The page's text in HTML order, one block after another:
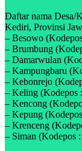
Daftar nama Desa/
Kediri, Provinsi
– Besowo
– Brumbung
– Damarwulan
– Kampungbaru
– Kebonrejo
– Keling (Kodepos
– Kencong
– Kepung
– Krenceng
– Siman (Kodepos